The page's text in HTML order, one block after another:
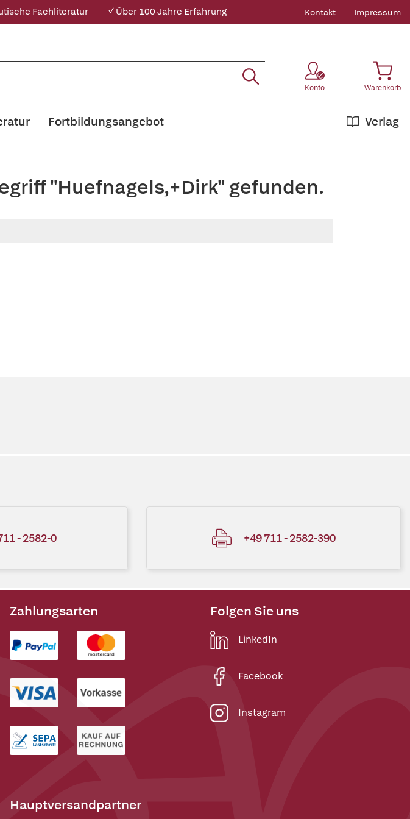
Fachliteratur ✓ Über 100 Jahre Erfahrung Kontakt Impressum
Konto Warenkorb
Verlag
Fortbildungsangebot
"Huefnagels,+Dirk" gefunden.
- 2582-0 +49 711 - 2582-390
Zahlungsarten
Hauptversandpartner
Folgen Sie uns
LinkedIn
Facebook
Instagram